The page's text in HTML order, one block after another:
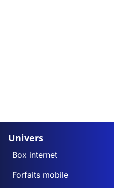
Univers
Box internet
Forfaits mobile